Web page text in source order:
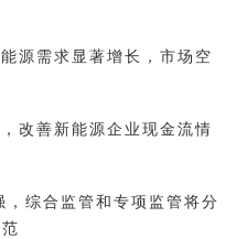
源需求显著增长，市场空
改善新能源企业现金流情
综合监管和专项监管将分